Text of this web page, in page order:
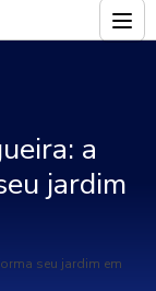
seu jardim em
a
jardim